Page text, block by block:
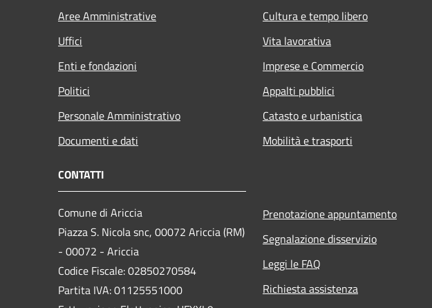
Aree Amministrative
Uffici
Enti e fondazioni
Politici
Personale Amministrativo
Documenti e dati
Cultura e tempo libero
Vita lavorativa
Imprese e Commercio
Appalti pubblici
Catasto e urbanistica
Mobilità e trasporti
CONTATTI
Comune di Ariccia
Piazza S. Nicola snc, 00072 Ariccia (RM)
- 00072 - Ariccia
Codice Fiscale: 02850270584
Partita IVA: 01125551000
Prenotazione appuntamento
Segnalazione disservizio
Leggi le FAQ
Richiesta assistenza